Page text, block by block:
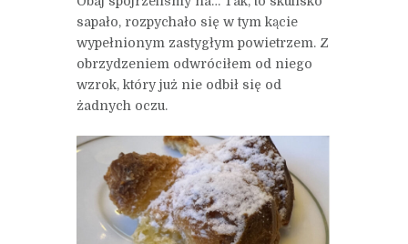
sapało, rozpychało się w tym kącie
wypełnionym zastygłym powietrzem. Z
obrzydzeniem odwróciłem od niego
wzrok, który już nie odbił się od
żadnych oczu.